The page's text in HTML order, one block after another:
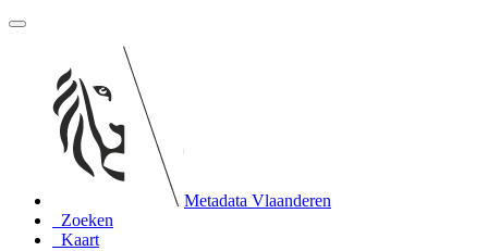
Metadata Vlaanderen
Zoeken
Kaart